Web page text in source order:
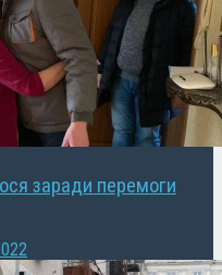
заради перемоги